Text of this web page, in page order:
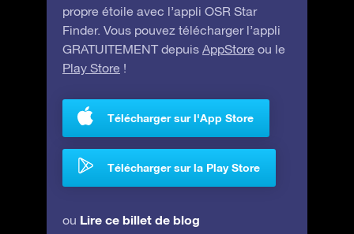
propre étoile avec l’appli OSR Star
Finder. Vous pouvez télécharger l’appli
GRATUITEMENT depuis AppStore ou le
Play Store !
Télécharger sur l'App Store
Télécharger sur la Play Store
ou Lire ce billet de blog